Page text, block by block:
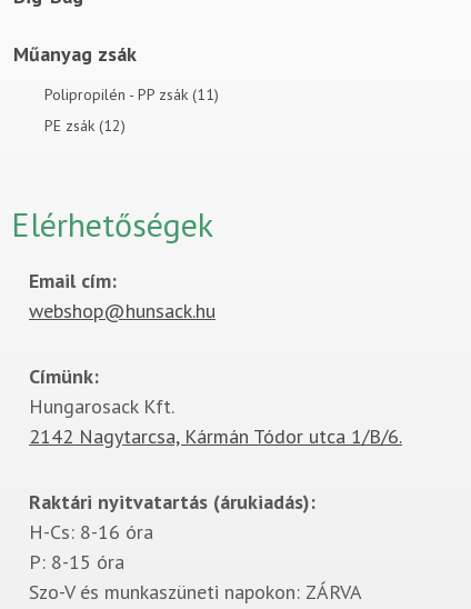
Műanyag zsák
Polipropilén - PP zsák (11)
PE zsák (12)
Elérhetőségek
Email cím:
webshop@hunsack.hu
Címünk:
Hungarosack Kft.
2142 Nagytarcsa, Kármán Tódor utca 1/B/6.
Raktári nyitvatartás (árukiadás):
H-Cs: 8-16 óra
P: 8-15 óra
Szo-V és munkaszüneti napokon: ZÁRVA